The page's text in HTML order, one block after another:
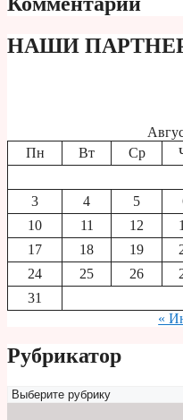
НАШИ
Пн
Вт Ср
3
4 5
10
11 12
17
18 19
24
25 26
31
«
Рубрикатор
Рубрикатор